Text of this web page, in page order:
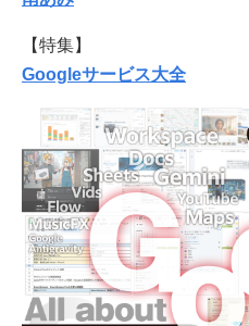
【特集】
Googleサービス大全